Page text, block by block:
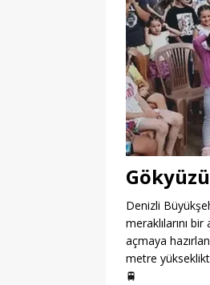
Denizli
meraklılarını
açmaya
metre
🚆